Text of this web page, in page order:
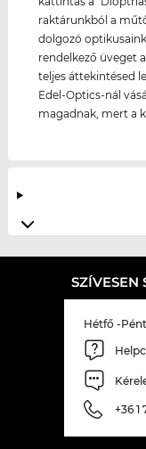
raktárunkból a
dolgozó optikusaink
rendelkező üveget
teljes áttekintésed
Edel-Optics-nál
magadnak, mert a
SZÍVESEN
Hétfő -
+36 1